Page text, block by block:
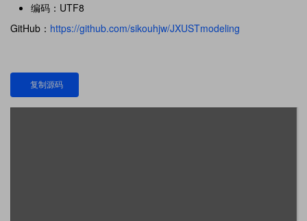
编码：UTF8
GitHub： https://github.com/sikouhjw/JXUSTmodeling
复制源码